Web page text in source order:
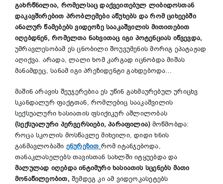
გახრწნილია, რომელსაც დაქვეითებულ ლიბიდოსთან
დაკავშირებით პრობლემები აწუხებს და რომ ციხეებში
ანალურ წამებებს ვიდეოზე სააკაშვილის მითითებით
იღებდნენ, რომელთა ნახვითაც იგი პოტენციას იწვევდა,
უმრავლესობამ ეს ცნობილი შოუვუმენის მორიგ ეპატაჟად
აღიქვა. არადა, ლალი ხომ კარგად იცნობდა მიშას
მანამდეც, სანამ იგი პრეზიდენტი გახდებოდა…
მაშინ არავის შეუჯერებია ეს უწინ გახმაურებულ ურიცხვ
სკანდალურ ფაქტთან, რომლებიც სააკაშვილის
სექსუალური ხასიათის ფსიქიკურ აშლილობას
(სექსუალური პერვერსიები, პარაფილია) მოწმობდა:
როცა სკოლის მოსწავლე მიხეილი, დიდი ხნის
განმავლობაში ენურეზით რომ იტანჯებოდა,
თანაკლასელებს თავისთან სახლში იტყუებდა და
მალულად იღებდა ინტიმური ხასიათის სცენებს მათი
მონაწილეობით, შემდეგ კი ამ ვიდეოკასეტებს